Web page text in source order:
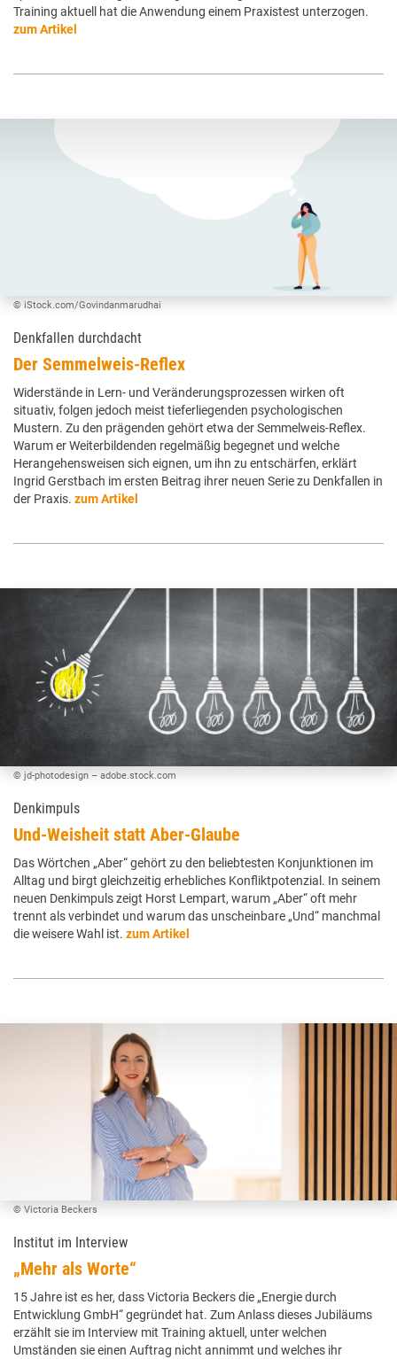
Training aktuell hat die Anwendung einem Praxistest unterzogen.
zum Artikel
© iStock.com/Govindanmarudhai
Denkfallen durchdacht
Der Semmelweis-Reflex
Widerstände in Lern- und Veränderungsprozessen wirken oft
situativ, folgen jedoch meist tieferliegenden psychologischen
Mustern. Zu den prägenden gehört etwa der Semmelweis-Reflex.
Warum er Weiterbildenden regelmäßig begegnet und welche
Herangehensweisen sich eignen, um ihn zu entschärfen, erklärt
Ingrid Gerstbach im ersten Beitrag ihrer neuen Serie zu Denkfallen in
der Praxis. zum Artikel
© jd-photodesign – adobe.stock.com
Denkimpuls
Und-Weisheit statt Aber-Glaube
Das Wörtchen „Aber“ gehört zu den beliebtesten Konjunktionen im
Alltag und birgt gleichzeitig erhebliches Konfliktpotenzial. In seinem
neuen Denkimpuls zeigt Horst Lempart, warum „Aber“ oft mehr
trennt als verbindet und warum das unscheinbare „Und“ manchmal
die weisere Wahl ist. zum Artikel
© Victoria Beckers
Institut im Interview
„Mehr als Worte“
15 Jahre ist es her, dass Victoria Beckers die „Energie durch
Entwicklung GmbH“ gegründet hat. Zum Anlass dieses Jubiläums
erzählt sie im Interview mit Training aktuell, unter welchen
Umständen sie einen Auftrag nicht annimmt und welches ihr